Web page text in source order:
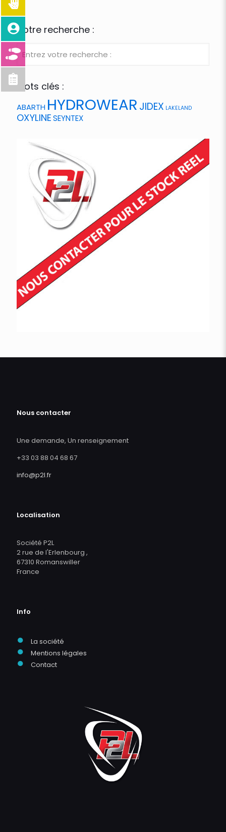
Votre recherche :
Mots clés :
ABARTH HYDROWEAR JIDEX LAKELAND
OXYLINESEYNTEX
Nous contacter
Une demande, Un renseignement
+33 03 88 04 68 67
info@p2l.fr
Localisation
Société P2L
2 rue de l'Erlenbourg ,
67310 Romanswiller
France
Info
● La société
● Mentions légales
● Contact